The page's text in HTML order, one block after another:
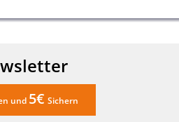
und 5€ Sichern